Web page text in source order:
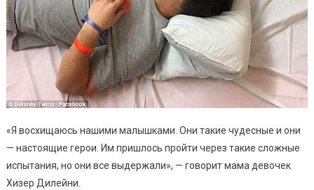
«Я восхищаюсь нашими малышками. Они такие чудесные и они
— настоящие герои. Им пришлось пройти через такие сложные
испытания, но они все выдержали», — говорит мама девочек
Хизер Дилейни.